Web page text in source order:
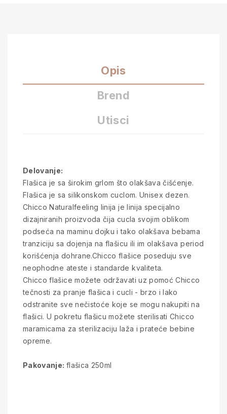
Opis
Brend
Utisci
Delovanje:
Flašica je sa širokim grlom što olakšava čišćenje.
Flašica je sa silikonskom cuclom. Unisex dezen.
Chicco Naturalfeeling linija je linija specijalno
dizajniranih proizvoda čija cucla svojim oblikom
podseća na maminu dojku i tako olakšava bebama
tranziciju sa dojenja na flašicu ili im olakšava period
korišćenja dohrane.Chicco flašice poseduju sve
neophodne ateste i standarde kvaliteta.
Chicco flašice možete održavati uz pomoć Chicco
tečnosti za pranje flašica i cucli - brzo i lako
odstranite sve nečistoće koje se mogu nakupiti na
flašici. U pokretu flašicu možete sterilisati Chicco
maramicama za sterilizaciju laža i prateće bebine
opreme.
Pakovanje: flašica 250ml